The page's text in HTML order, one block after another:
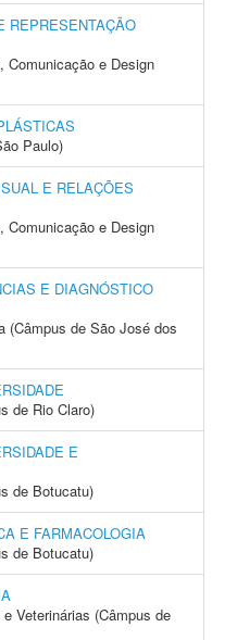
REPRESENTAÇÃO
Comunicação e Design
Paulo)
E RELAÇÕES
Comunicação e Design
E DIAGNÓSTICO
(Câmpus de São José dos
de Rio Claro)
E
de Botucatu)
E FARMACOLOGIA
de Botucatu)
Veterinárias (Câmpus de